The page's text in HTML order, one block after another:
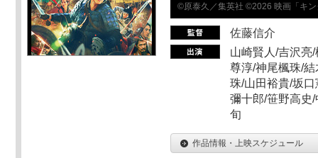
©原泰久／集英社 ©2026 映画「キ
佐藤信介
山崎賢人/吉沢亮
尊淳/神尾楓珠/
珠/山田裕貴/坂
彌十郎/笹野高史
旬
作品情報・上映スケジュール